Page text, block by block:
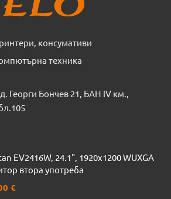
консумативи
техника
Георги Бончев 21, БАН IV км.,
EV2416W, 24.1", 1920x1200 WUXGA
втора употреба
€